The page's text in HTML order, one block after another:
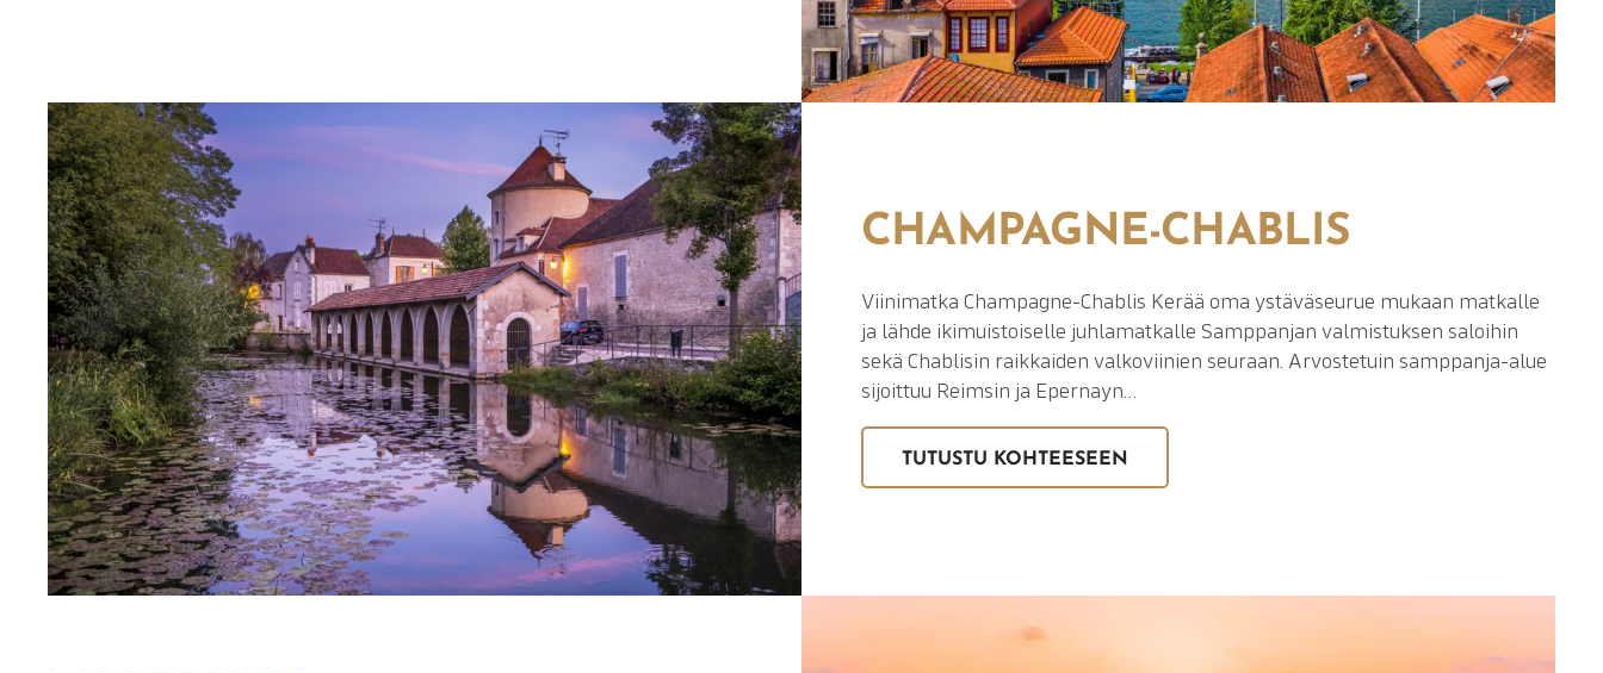
CHAMPAGNE-CHABLIS
Viinimatka Champagne-Chablis Kerää oma ystäväseurue mukaan matkalle
ja lähde ikimuistoiselle juhlamatkalle Samppanjan valmistuksen saloihin
sekä Chablisin raikkaiden valkoviinien seuraan. Arvostetuin samppanja-alue
sijoittuu Reimsin ja Epernayn…
TUTUSTU KOHTEESEEN